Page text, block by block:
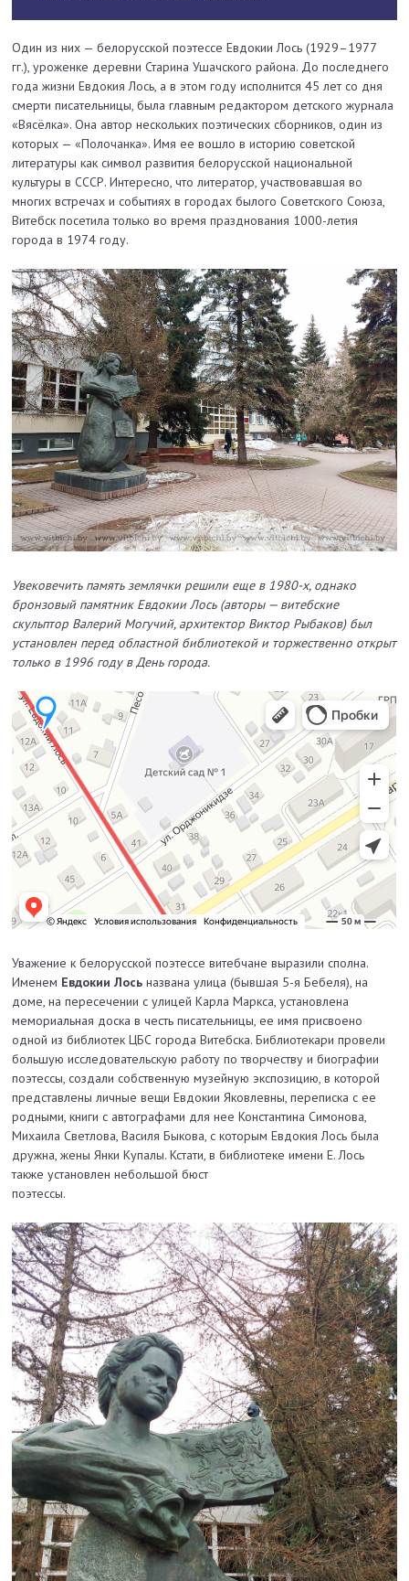
Один из них — белорусской поэтессе Евдокии Лось (1929–1977
гг.), уроженке деревни Старина Ушачского района. До последнего
года жизни Евдокия Лось, а в этом году исполнится 45 лет со дня
смерти писательницы, была главным редактором детского журнала
«Вясёлка». Она автор нескольких поэтических сборников, один из
которых — «Полочанка». Имя ее вошло в историю советской
литературы как символ развития белорусской национальной
культуры в СССР. Интересно, что литератор, участвовавшая во
многих встречах и событиях в городах былого Советского Союза,
Витебск посетила только во время празднования 1000-летия
города в 1974 году.
Увековечить память землячки решили еще в 1980-х, однако
бронзовый памятник Евдокии Лось (авторы — витебские
скульптор Валерий Могучий, архитектор Виктор Рыбаков) был
установлен перед областной библиотекой и торжественно открыт
только в 1996 году в День города.
Уважение к белорусской поэтессе витебчане выразили сполна.
Именем Евдокии Лось названа улица (бывшая 5-я Бебеля), на
доме, на пересечении с улицей Карла Маркса, установлена
мемориальная доска в честь писательницы, ее имя присвоено
одной из библиотек ЦБС города Витебска. Библиотекари провели
большую исследовательскую работу по творчеству и биографии
поэтессы, создали собственную музейную экспозицию, в которой
представлены личные вещи Евдокии Яковлевны, переписка с ее
родными, книги с автографами для нее Константина Симонова,
Михаила Светлова, Василя Быкова, с которым Евдокия Лось была
дружна, жены Янки Купалы. Кстати, в библиотеке имени Е. Лось
также установлен небольшой бюст
поэтессы.